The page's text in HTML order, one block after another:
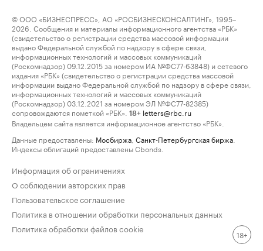
© ООО «БИЗНЕСПРЕСС», АО «РОСБИЗНЕСКОНСАЛТИНГ», 1995–
2026. Сообщения и материалы информационного агентства «РБК»
(свидетельство о регистрации средства массовой информации
выдано Федеральной службой по надзору в сфере связи,
информационных технологий и массовых коммуникаций
(Роскомнадзор) 09.12.2015 за номером ИА №ФС77-63848) и сетевого
издания «РБК» (свидетельство о регистрации средства массовой
информации выдано Федеральной службой по надзору в сфере связи,
информационных технологий и массовых коммуникаций
(Роскомнадзор) 03.12.2021 за номером ЭЛ №ФС77-82385)
сопровождаются пометкой «РБК».
18+ letters@rbc.ru
Владельцем сайта является информационное агентство «РБК».
Данные предоставлены: Мосбиржа Санкт-Петербургская биржа
Индексы облигаций предоставлены Cbonds.
Информация об ограничениях
О соблюдении авторских прав
Пользовательское соглашение
Политика в отношении обработки персональных данных
Политика обработки файлов cookie
18+